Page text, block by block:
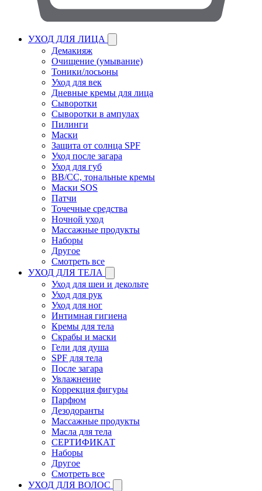
УХОД ДЛЯ ЛИЦА
Демакияж
Очищение (умывание)
Тоники/лосьоны
Уход для век
Дневные кремы для лица
Сыворотки
Сыворотки в ампулах
Пилинги
Маски
Защита от солнца SPF
Уход после загара
Уход для губ
BB/CC, тональные кремы
Маски SOS
Патчи
Точечные средства
Ночной уход
Массажные продукты
Наборы
Другое
Смотреть все
УХОД ДЛЯ ТЕЛА
Уход для шеи и декольте
Уход для рук
Уход для ног
Интимная гигиена
Кремы для тела
Скрабы и маски
Гели для душа
SPF для тела
После загара
Увлажнение
Коррекция фигуры
Парфюм
Дезодоранты
Массажные продукты
Масла для тела
СЕРТИФИКАТ
Наборы
Другое
Смотреть все
УХОД ДЛЯ ВОЛОС